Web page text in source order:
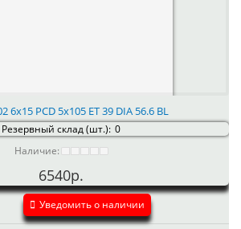
6x15 PCD 5x105 ET 39 DIA 56.6 BL
Резервный склад (шт.): 0
Наличие:
6540р.
Уведомить о наличии